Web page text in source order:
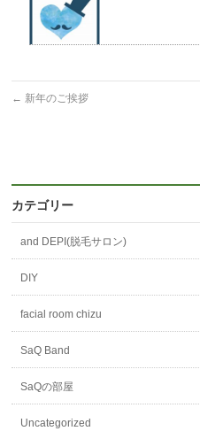
← 新年のご挨拶
カテゴリー
and DEPI(脱毛サロン)
DIY
facial room chizu
SaQ Band
SaQの部屋
Uncategorized